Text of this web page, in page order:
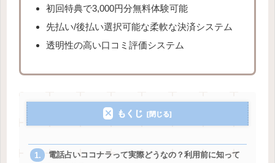
初回特典で3,000円分無料体験可能
先払い/後払い選択可能な柔軟な決済システム
透明性の高い口コミ評価システム
もくじ
電話占いココナラって実際どうなの？利用前に知って